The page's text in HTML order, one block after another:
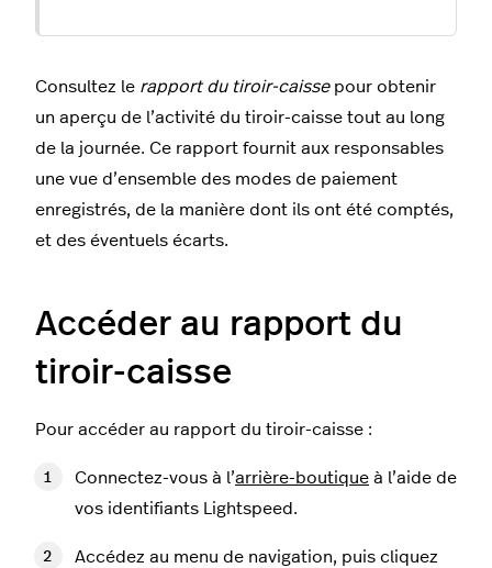
Consultez le rapport du tiroir-caissepour obtenir
un aperçu de l’activité du tiroir-caisse tout au long
de la journée. Ce rapport fournit aux responsables
une vue d’ensemble des modes de paiement
enregistrés, de la manière dont ils ont été comptés,
et des éventuels écarts.
Accéder au rapport du
tiroir-caisse
Pour accéder au rapport du tiroir-caisse :
Connectez-vous à l’arrière-boutique à l’aide de
vos identifiants Lightspeed.
Accédez au menu de navigation, puis cliquez